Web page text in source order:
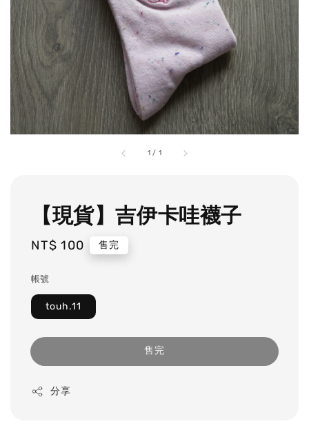
1 / 1
【現貨】吉伊卡哇襪子
Regular
NT$ 100 售完
帳號
touh.11
售完
分享